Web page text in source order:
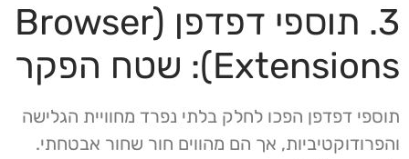
3. תוספי דפדפן (Browser
Extensions): שטח הפקר
תוספי דפדפן הפכו לחלק בלתי נפרד מחוויית הגלישה
והפרודוקטיביות, אך הם מהווים חור שחור אבטחתי.